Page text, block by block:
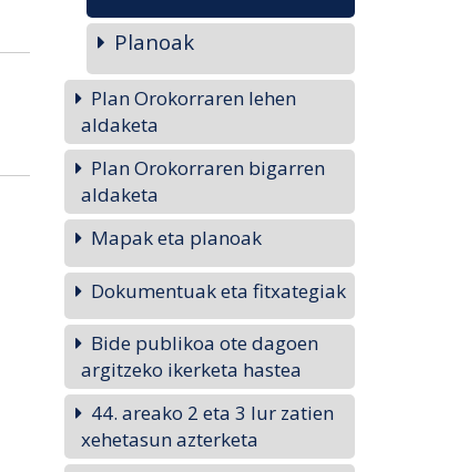
Planoak
Plan Orokorraren lehen
aldaketa
Plan Orokorraren bigarren
aldaketa
Mapak eta planoak
Dokumentuak eta fitxategiak
Bide publikoa ote dagoen
argitzeko ikerketa hastea
44. areako 2 eta 3 lur zatien
xehetasun azterketa